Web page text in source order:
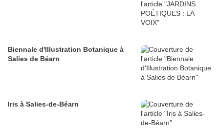
Biennale d'Illustration Botanique à
Salies de Béarn
Iris à Salies-de-Béarn